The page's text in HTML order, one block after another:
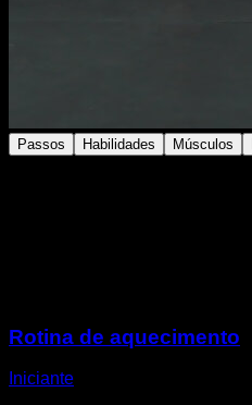
Passos Habilidades Músculos
Rotina de aquecimento
Iniciante